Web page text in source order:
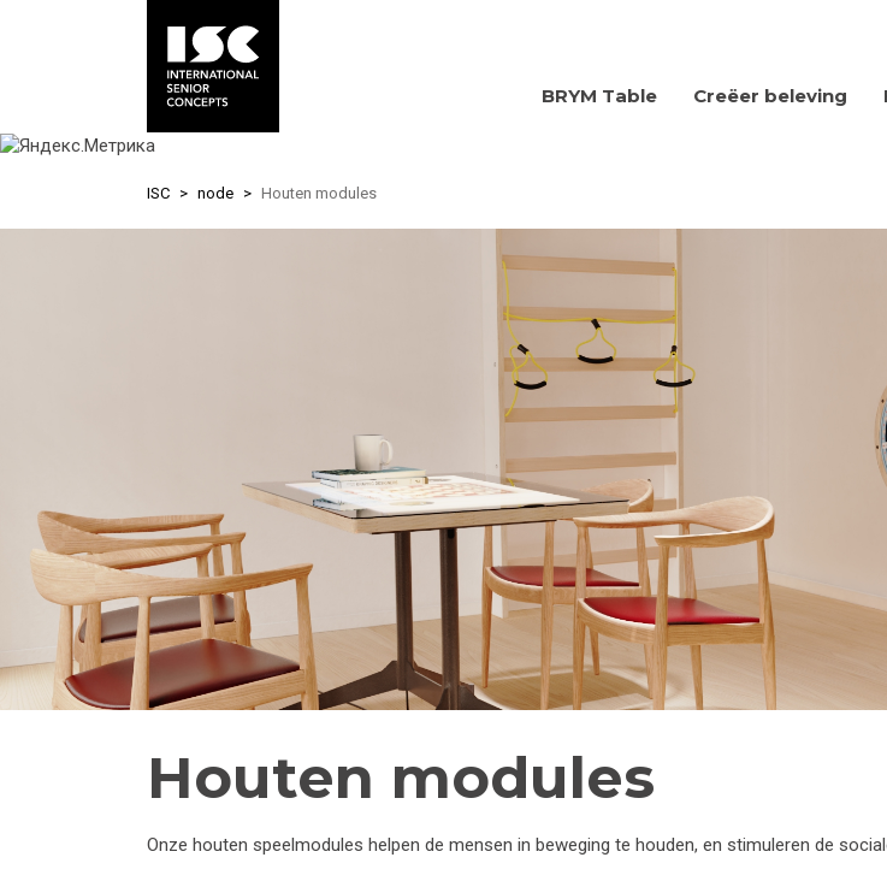
main
BRYM Table Creëer beleving
ISC node Houten modules
Houten modules
Onze houten speelmodules helpen de mensen in beweging te houden, en stimuleren de